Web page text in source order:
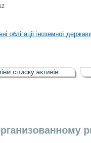
фондового ринку (РФР)
облігації іноземної
внутрішніх
фондового ринку (РФР)
списку активів